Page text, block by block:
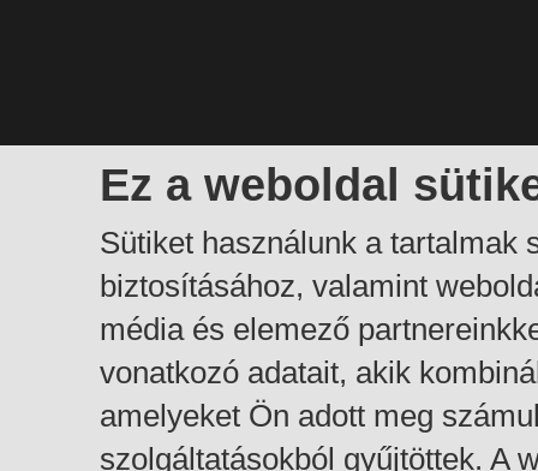
Ez a weboldal
Sütiket használunk a tartalmak
biztosításához, valamint
média és elemező
vonatkozó adatait, akik
amelyeket Ön adott meg
szolgáltatásokból gyűjtöttek. A